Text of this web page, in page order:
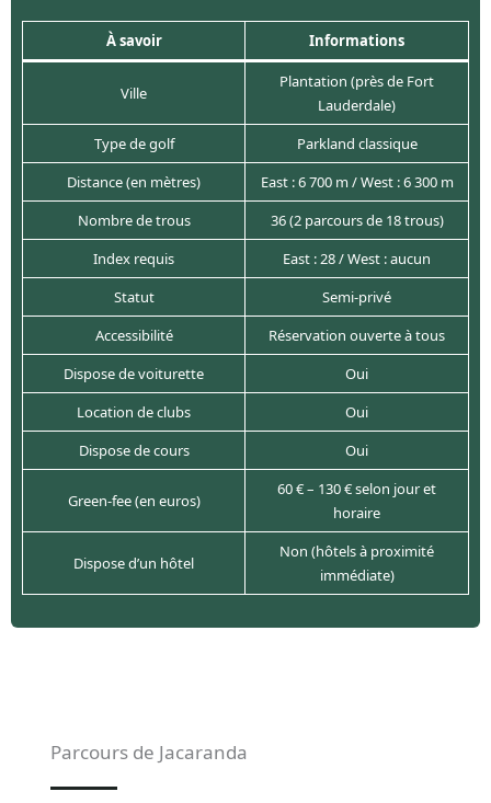
À savoir Informations
Ville
Plantation (près de Fort
Lauderdale)
Type de golf
Parkland classique
Distance (en mètres)
East : 6 700 m / West : 6 300 m
Nombre de trous
36 (2 parcours de 18 trous)
Index requis
East : 28 / West : aucun
Statut
Semi-privé
Accessibilité
Réservation ouverte à tous
Dispose de voiturette
Oui
Location de clubs
Oui
Dispose de cours
Oui
Green-fee (en euros)
60 € – 130 € selon jour et
horaire
Dispose d’un hôtel
Non (hôtels à proximité
immédiate)
Parcours de Jacaranda